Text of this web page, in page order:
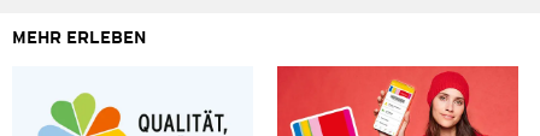
MEHR ERLEBEN